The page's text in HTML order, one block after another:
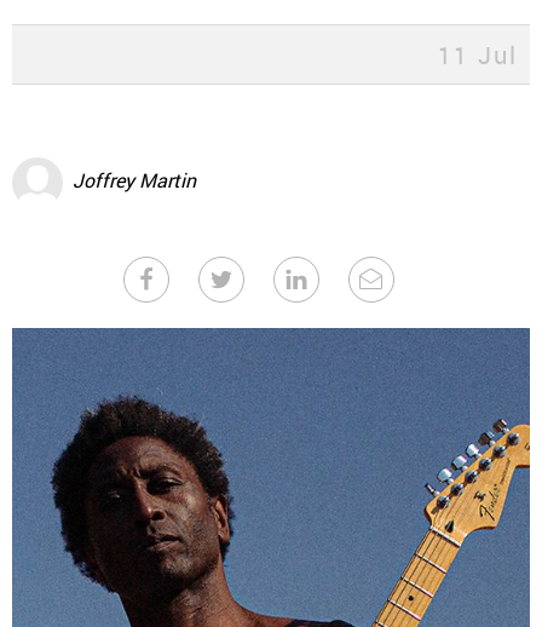
11 Jul
Joffrey Martin